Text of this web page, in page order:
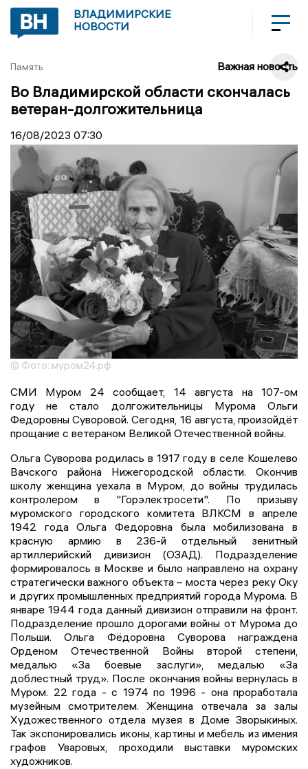
ВЛАДИМИРСКИЕ
НОВОСТИ
Память Важная новость
Во Владимирской области скончалась
ветеран-долгожительница
16/08/2023 07:30
© Фото: муром24.рф
СМИ Муром 24 сообщает, 14 августа на 107-ом
году не стало долгожительницы Мурома Ольги
Федоровны Суворовой. Сегодня, 16 августа, произойдёт
прощание с ветераном Великой Отечественной войны.
Ольга Суворова родилась в 1917 году в селе Кошелево
Вачского района Нижегородской области. Окончив
школу женщина уехала в Муром, до войны трудилась
контролером в "Горэлектросети". По призыву
муромского городского комитета ВЛКСМ в апреле
1942 года Ольга Федоровна была мобилизована в
красную армию в 236-й отдельный зенитный
артиллерийский дивизион (ОЗАД). Подразделение
формировалось в Москве и было направлено на охрану
стратегически важного объекта – моста через реку Оку
и других промышленных предприятий города Мурома. В
январе 1944 года данный дивизион отправили на фронт.
Подразделение прошло дорогами войны от Мурома до
Польши. Ольга Фёдоровна Суворова награждена
Орденом Отечественной Войны второй степени,
медалью «За боевые заслуги», медалью «За
доблестный труд». После окончания войны вернулась в
Муром. 22 года - с 1974 по 1996 - она проработала
музейным смотрителем. Женщина отвечала за залы
Художественного отдела музея в Доме Зворыкиных.
Так экспонировались иконы, картины и мебель из имения
графов Уваровых, проходили выставки муромских
художников.